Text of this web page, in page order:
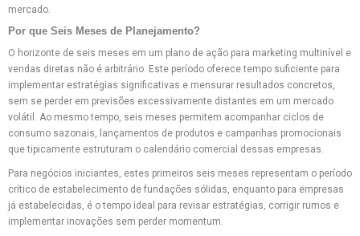
mercado.
Por que Seis Meses de Planejamento?
O horizonte de seis meses em um plano de ação para marketing multinível e
vendas diretas não é arbitrário. Este período oferece tempo suficiente para
implementar estratégias significativas e mensurar resultados concretos,
sem se perder em previsões excessivamente distantes em um mercado
volátil. Ao mesmo tempo, seis meses permitem acompanhar ciclos de
consumo sazonais, lançamentos de produtos e campanhas promocionais
que tipicamente estruturam o calendário comercial dessas empresas.
Para negócios iniciantes, estes primeiros seis meses representam o período
crítico de estabelecimento de fundações sólidas, enquanto para empresas
já estabelecidas, é o tempo ideal para revisar estratégias, corrigir rumos e
implementar inovações sem perder momentum.